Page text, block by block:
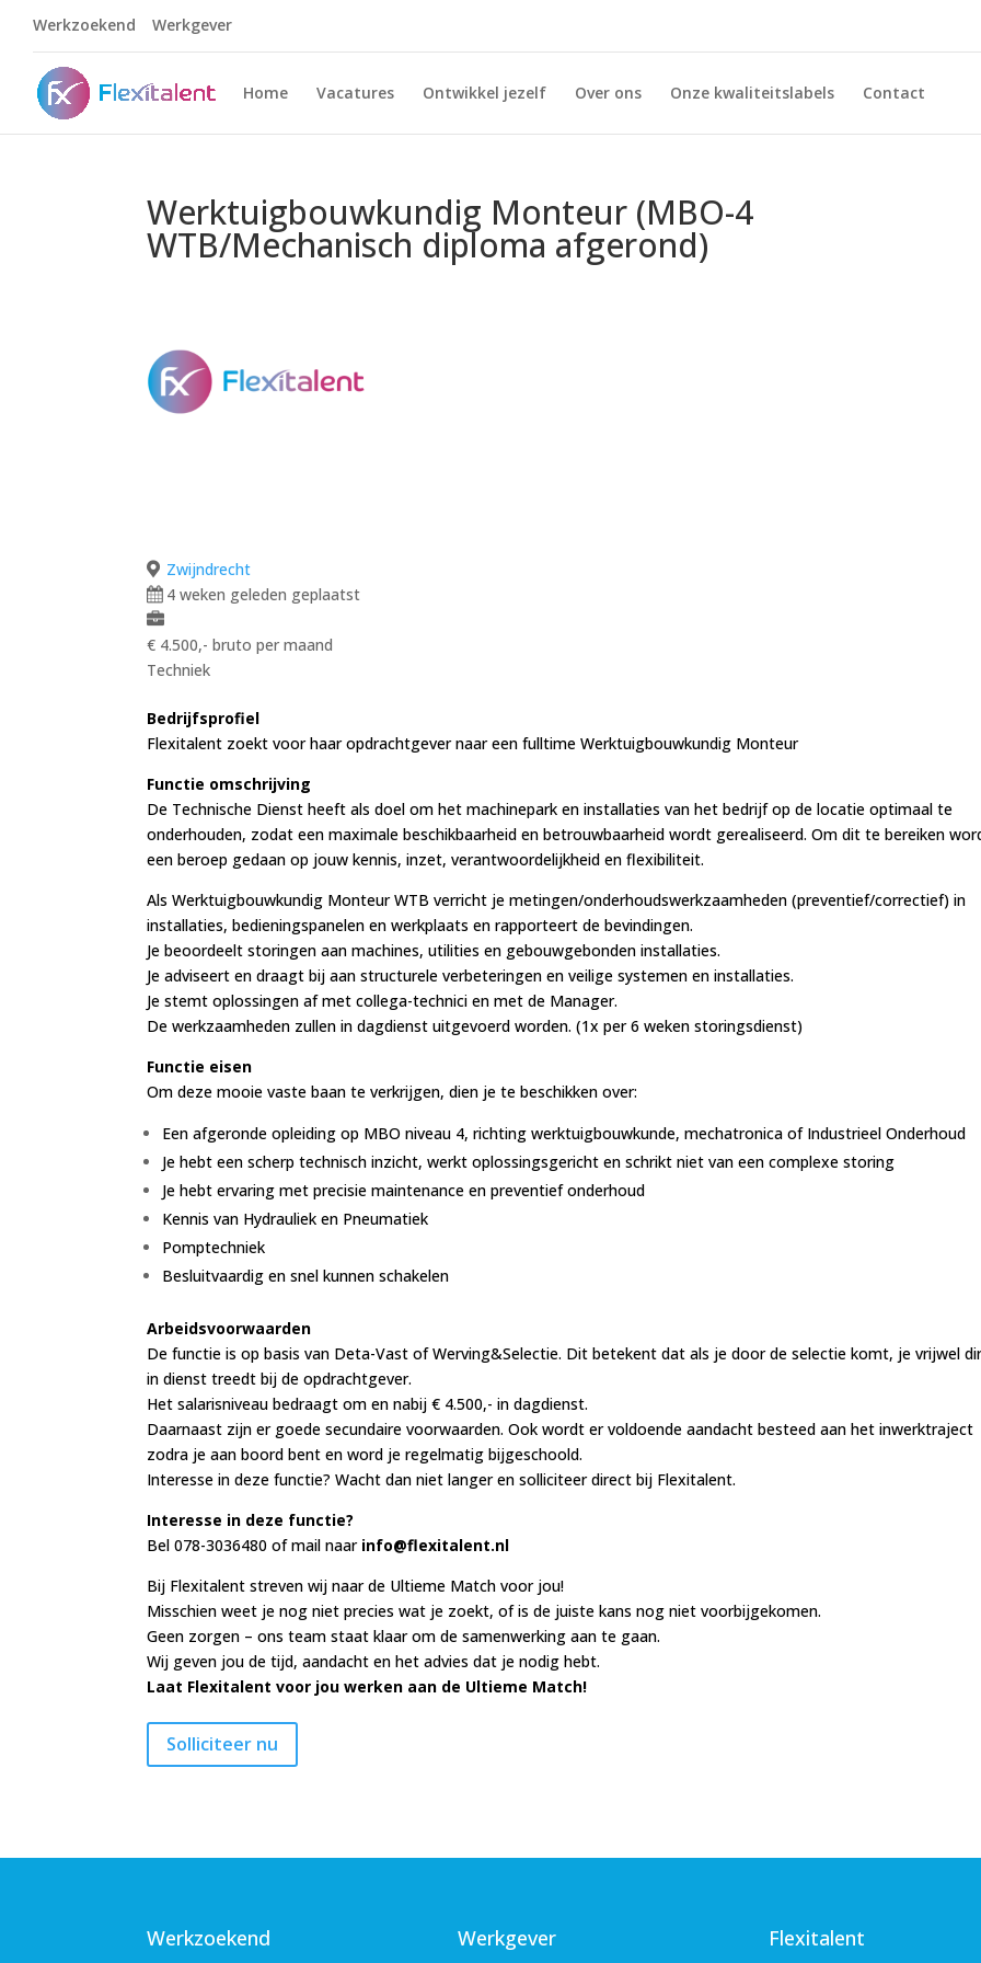
Werkzoekend Werkgever
Home Vacatures Ontwikkel jezelf Over ons Onze kwaliteitslabels Contact
Werktuigbouwkundig Monteur (MBO-4
WTB/Mechanisch diploma afgerond)
Zwijndrecht
4 weken geleden geplaatst
€ 4.500,- bruto per maand
Techniek
Bedrijfsprofiel
Flexitalent zoekt voor haar opdrachtgever naar een fulltime Werktuigbouwkundig Monteur
Functie omschrijving
De Technische Dienst heeft als doel om het machinepark en installaties van het bedrijf op de locatie optimaal te
onderhouden, zodat een maximale beschikbaarheid en betrouwbaarheid wordt gerealiseerd. Om dit te bereiken
een beroep gedaan op jouw kennis, inzet, verantwoordelijkheid en flexibiliteit.
Als Werktuigbouwkundig Monteur WTB verricht je metingen/onderhoudswerkzaamheden (preventief/correctief) in
installaties, bedieningspanelen en werkplaats en rapporteert de bevindingen.
Je beoordeelt storingen aan machines, utilities en gebouwgebonden installaties.
Je adviseert en draagt bij aan structurele verbeteringen en veilige systemen en installaties.
Je stemt oplossingen af met collega-technici en met de Manager.
De werkzaamheden zullen in dagdienst uitgevoerd worden. (1x per 6 weken storingsdienst)
Functie eisen
Om deze mooie vaste baan te verkrijgen, dien je te beschikken over:
Een afgeronde opleiding op MBO niveau 4, richting werktuigbouwkunde, mechatronica of Industrieel Onderhoud
Je hebt een scherp technisch inzicht, werkt oplossingsgericht en schrikt niet van een complexe storing
Je hebt ervaring met precisie maintenance en preventief onderhoud
Kennis van Hydrauliek en Pneumatiek
Pomptechniek
Besluitvaardig en snel kunnen schakelen
Arbeidsvoorwaarden
De functie is op basis van Deta-Vast of Werving&Selectie. Dit betekent dat als je door de selectie komt, je vrijwel
in dienst treedt bij de opdrachtgever.
Het salarisniveau bedraagt om en nabij € 4.500,- in dagdienst.
Daarnaast zijn er goede secundaire voorwaarden. Ook wordt er voldoende aandacht besteed aan het inwerktraject
zodra je aan boord bent en word je regelmatig bijgeschoold.
Interesse in deze functie? Wacht dan niet langer en solliciteer direct bij Flexitalent.
Interesse in deze functie?
Bel 078-3036480 of mail naar info@flexitalent.nl
Bij Flexitalent streven wij naar de Ultieme Match voor jou!
Misschien weet je nog niet precies wat je zoekt, of is de juiste kans nog niet voorbijgekomen.
Geen zorgen – ons team staat klaar om de samenwerking aan te gaan.
Wij geven jou de tijd, aandacht en het advies dat je nodig hebt.
Laat Flexitalent voor jou werken aan de Ultieme Match!
Werkzoekend Werkgever Flexitalent